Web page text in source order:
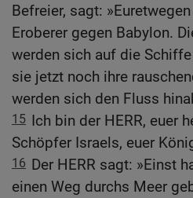
Befreier, sagt:
Eroberer gegen Babylon.
werden sich auf die
sie jetzt noch ihre
werden sich den Fluss
15 Ich bin der HERR, euer
Schöpfer Israels, euer
16 Der HERR sagt: »Einst
einen Weg durchs Meer